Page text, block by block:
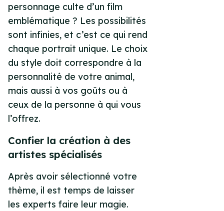
personnage culte d’un film
emblématique ? Les possibilités
sont infinies, et c’est ce qui rend
chaque portrait unique. Le choix
du style doit correspondre à la
personnalité de votre animal,
mais aussi à vos goûts ou à
ceux de la personne à qui vous
l’offrez.
Confier la création à des
artistes spécialisés
Après avoir sélectionné votre
thème, il est temps de laisser
les experts faire leur magie.